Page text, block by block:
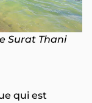
Surat Thani
qui est